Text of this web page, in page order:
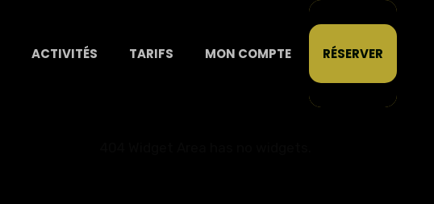
ACTIVITÉS TARIFS MON COMPTE RÉSERVER